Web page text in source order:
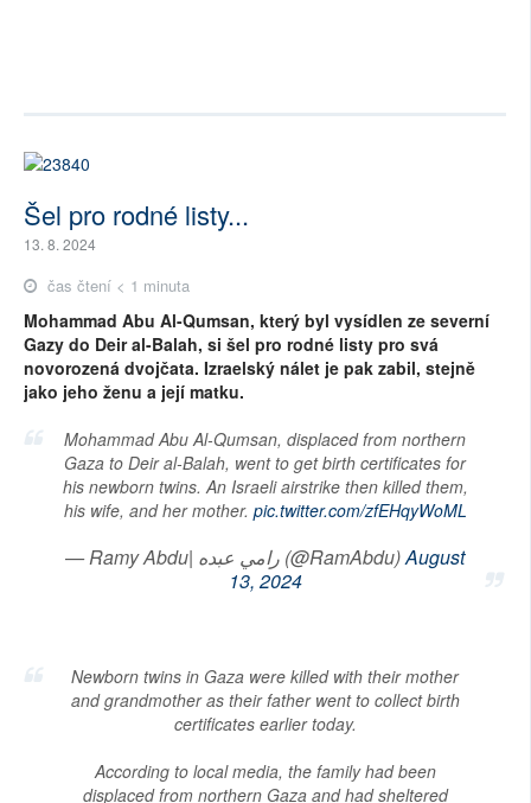
Šel pro rodné listy...
13. 8. 2024
čas čtení < 1 minuta
Mohammad Abu Al-Qumsan, který byl vysídlen ze severní
Gazy do Deir al-Balah, si šel pro rodné listy pro svá
novorozená dvojčata. Izraelský nálet je pak zabil, stejně
jako jeho ženu a její matku.
Mohammad Abu Al-Qumsan, displaced from northern
Gaza to Deir al-Balah, went to get birth certificates for
his newborn twins. An Israeli airstrike then killed them,
his wife, and her mother. pic.twitter.com/zfEHqyWoML
— Ramy Abdu| رامي عبده (@RamAbdu)August
13, 2024
Newborn twins in Gaza were killed with their mother
and grandmother as their father went to collect birth
certificates earlier today.
According to local media, the family had been
displaced from northern Gaza and had sheltered